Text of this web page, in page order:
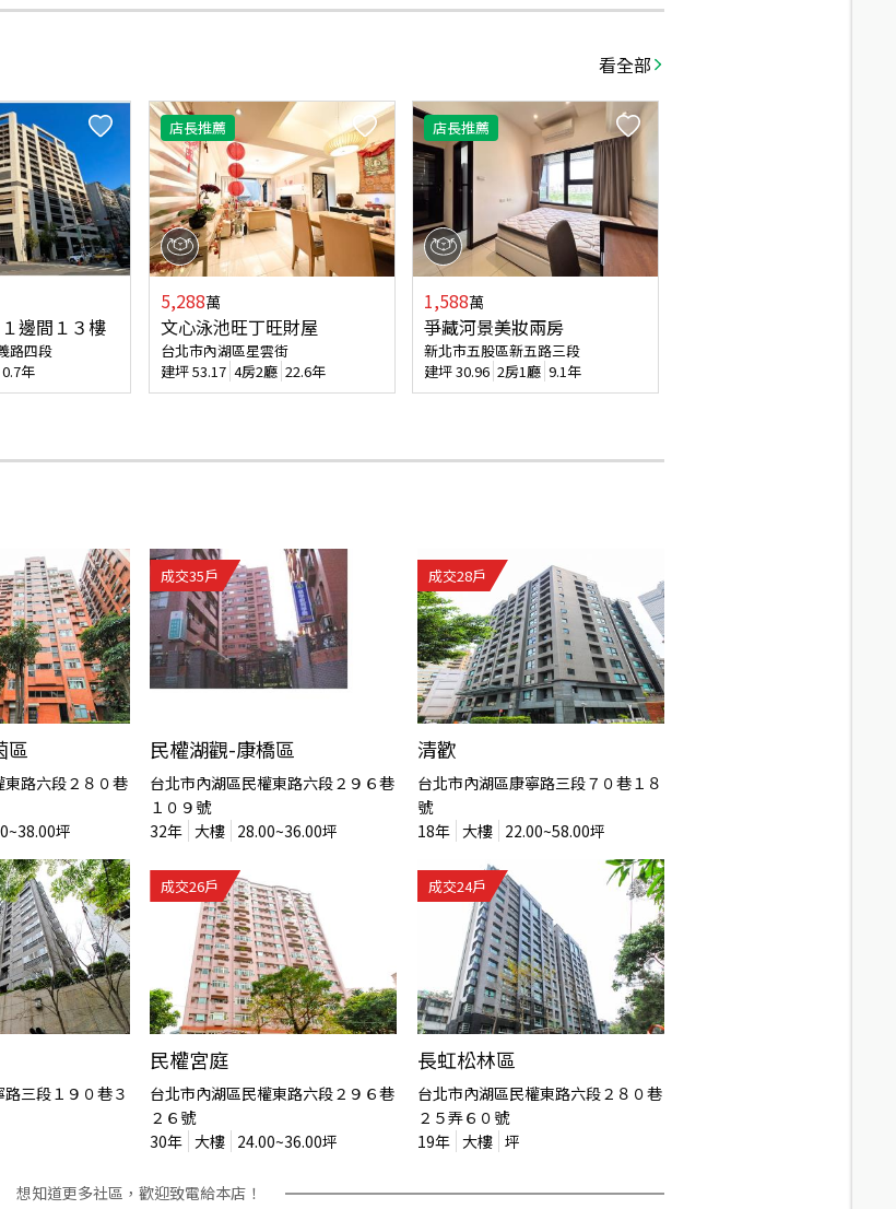
看全部
邊間１３樓
路四段
0.7年
店長推薦
5,288萬
文心泳池旺丁旺財屋
台北市內湖區星雲街
建坪53.17 4房2廳 22.6年
店長推薦
1,588萬
爭藏河景美妝兩房
新北市五股區新五路三段
建坪30.96 2房1廳 9.1年
區
路六段２８０巷
坪
成交35戶
民權湖觀-康橋區
台北市內湖區民權東路六段２９６巷
１０９號
32年 大樓 28.00~36.00坪
成交28戶
清歡
台北市內湖區康寧路三段７０巷１８
號
18年 大樓 22.00~58.00坪
三段１９０巷３
成交26戶
民權宮庭
台北市內湖區民權東路六段２９６巷
２６號
30年 大樓 24.00~36.00坪
成交24戶
長虹松林區
台北市內湖區民權東路六段２８０巷
２５弄６０號
19年 大樓 坪
想知道更多社區，歡迎致電給本店！